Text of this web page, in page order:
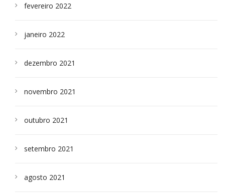
fevereiro 2022
janeiro 2022
dezembro 2021
novembro 2021
outubro 2021
setembro 2021
agosto 2021